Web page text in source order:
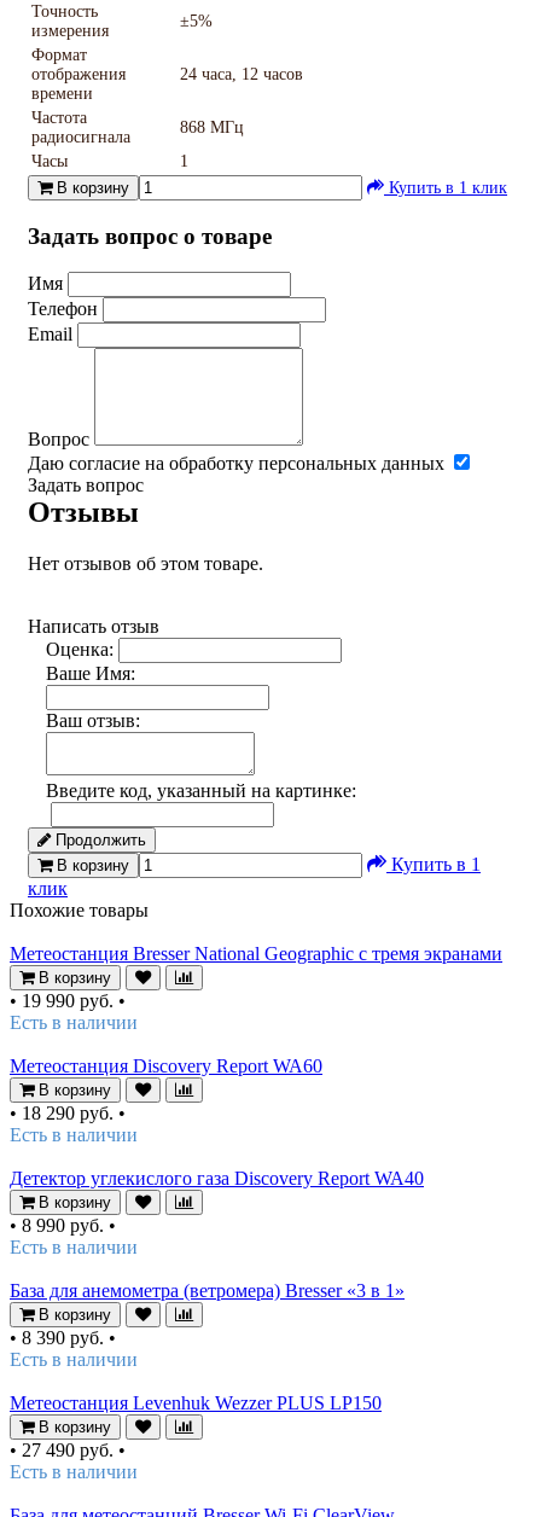
Точность
измерения
±5%
Формат
отображения
времени
24 часа, 12 часов
Частота
радиосигнала
868 МГц
Часы
1
В корзину
Купить в 1 клик
Задать вопрос о товаре
Имя
Телефон
Email
Вопрос
Даю согласие на обработку персональных данных
Задать вопрос
Отзывы
Нет отзывов об этом товаре.
Написать отзыв
Оценка:
Ваше Имя:
Ваш отзыв:
Введите код, указанный на картинке:
Продолжить
В корзину
Купить в 1
клик
Похожие товары
Метеостанция Bresser National Geographic с тремя экранами
В корзину
• 19 990 руб. •
Есть в наличии
Метеостанция Discovery Report WA60
В корзину
• 18 290 руб. •
Есть в наличии
Детектор углекислого газа Discovery Report WA40
В корзину
• 8 990 руб. •
Есть в наличии
База для анемометра (ветромера) Bresser «3 в 1»
В корзину
• 8 390 руб. •
Есть в наличии
Метеостанция Levenhuk Wezzer PLUS LP150
В корзину
• 27 490 руб. •
Есть в наличии